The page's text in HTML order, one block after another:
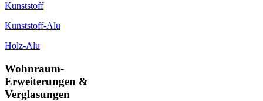
Kunststoff
Kunststoff-Alu
Holz-Alu
Wohnraum-
Erweiterungen &
Verglasungen